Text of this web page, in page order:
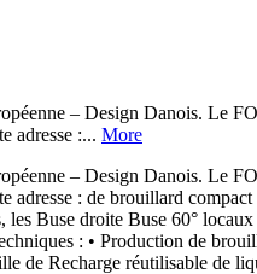
– Design Danois. Le
adresse :... More
– Design Danois. Le
: de brouillard
les Buse droite Buse 60°
: • Production de
de Recharge réutilisable de